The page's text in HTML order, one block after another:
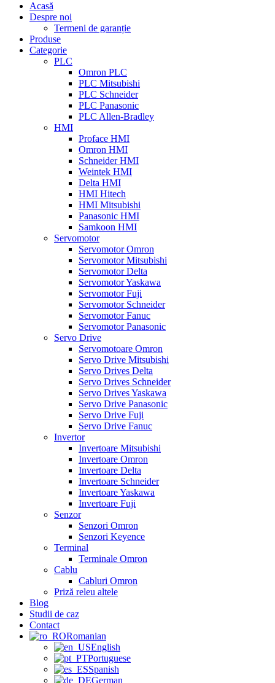
Acasă
Despre noi
Termeni de garanție
Produse
Categorie
PLC
Omron PLC
PLC Mitsubishi
PLC Schneider
PLC Panasonic
PLC Allen-Bradley
HMI
Proface HMI
Omron HMI
Schneider HMI
Weintek HMI
Delta HMI
HMI Hitech
HMI Mitsubishi
Panasonic HMI
Samkoon HMI
Servomotor
Servomotor Omron
Servomotor Mitsubishi
Servomotor Delta
Servomotor Yaskawa
Servomotor Fuji
Servomotor Schneider
Servomotor Fanuc
Servomotor Panasonic
Servo Drive
Servomotoare Omron
Servo Drive Mitsubishi
Servo Drives Delta
Servo Drives Schneider
Servo Drives Yaskawa
Servo Drive Panasonic
Servo Drive Fuji
Servo Drive Fanuc
Invertor
Invertoare Mitsubishi
Invertoare Omron
Invertoare Delta
Invertoare Schneider
Invertoare Yaskawa
Invertoare Fuji
Senzor
Senzori Omron
Senzori Keyence
Terminal
Terminale Omron
Cablu
Cabluri Omron
Priză releu altele
Blog
Studii de caz
Contact
Romanian
English
Portuguese
Spanish
German